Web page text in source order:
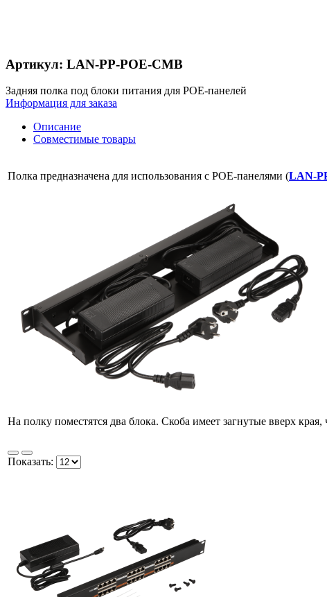
Артикул: LAN-PP-POE-CMB
Задняя полка под блоки питания для POE-панелей
Информация для заказа
Описание
Совместимые товары
Полка предназначена для использования с POE-панелями (LAN-
На полку поместятся два блока. Скоба имеет загнутые вверх
Показать: